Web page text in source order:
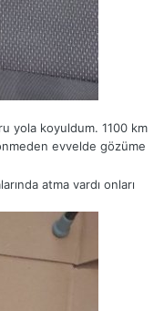
yola koyuldum. 1100 km
evvelde gözüme
atma vardı onları